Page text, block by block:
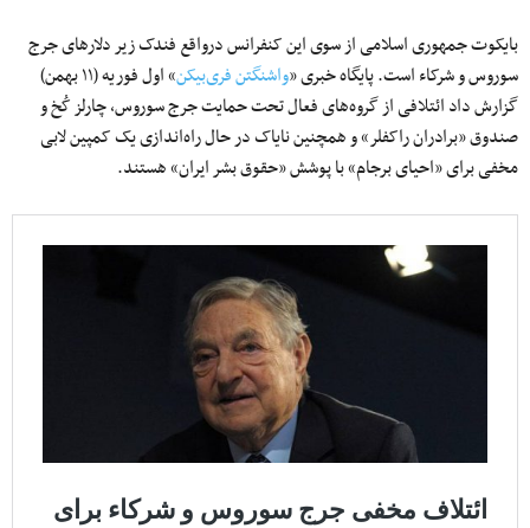
بایکوت جمهوری اسلامی از سوی این کنفرانس درواقع فندک زیر دلارهای جرج
سوروس و شرکاء است. پایگاه خبری «واشنگتن فری‌بیکن
» اول فوریه (۱۱ بهمن)
گزارش داد ائتلافی از گروه‌های فعال تحت حمایت جرج سوروس، چارلز کُخ و
صندوق «برادران راکفلر» و همچنین نایاک در حال راه‌اندازی یک کمپین لابی
مخفی برای «احیای برجام» با پوشش «حقوق‌ بشر ایران» هستند.